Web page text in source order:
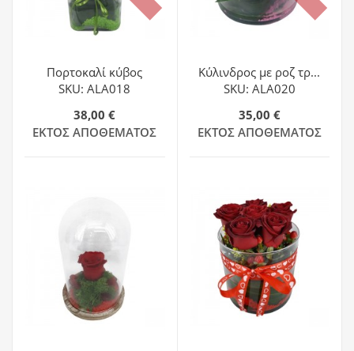
Πορτοκαλί κύβος
SKU: ALA018
38,00 €
ΕΚΤΌΣ ΑΠΟΘΈΜΑΤΟΣ
Κύλινδρος με ροζ τρ...
SKU: ALA020
35,00 €
ΕΚΤΌΣ ΑΠΟΘΈΜΑΤΟΣ